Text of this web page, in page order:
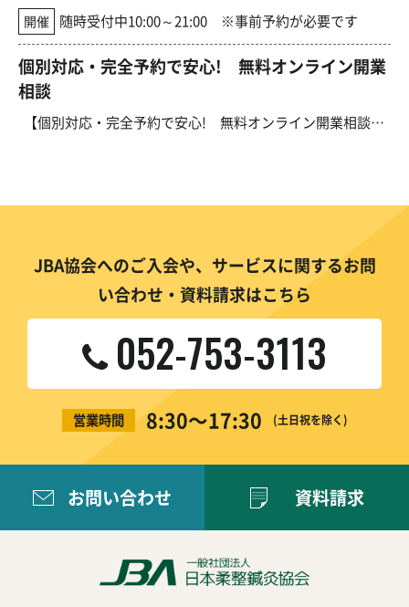
開催 随時受付中10:00～21:00 ※事前予約が必要です
個別対応・完全予約で安心! 無料オンライン開業
相談
【個別対応・完全予約で安心! 無料オンライン開業相談】の開催について コロナ禍
JBA協会へのご入会や、サービスに関するお問
い合わせ・資料請求はこちら
052-753-3113
営業時間 8:30〜17:30 (土日祝を除く)
お問い合わせ 資料請求